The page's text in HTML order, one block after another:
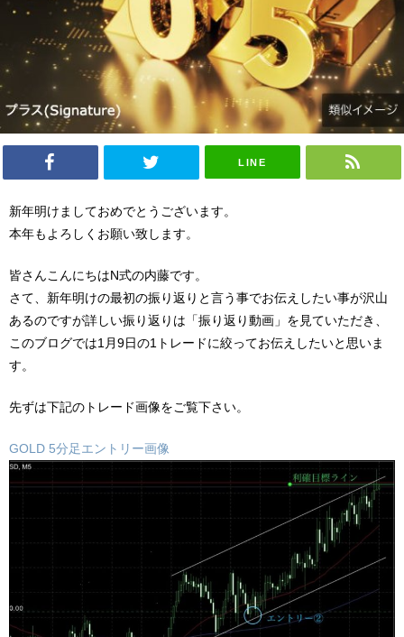
LINE
新年明けましておめでとうございます。
本年もよろしくお願い致します。
皆さんこんにちはN式の内藤です。
さて、新年明けの最初の振り返りと言う事でお伝えしたい事が沢山
あるのですが詳しい振り返りは「振り返り動画」を見ていただき、
このブログでは1月9日の1トレードに絞ってお伝えしたいと思いま
す。
先ずは下記のトレード画像をご覧下さい。
GOLD 5分足エントリー画像